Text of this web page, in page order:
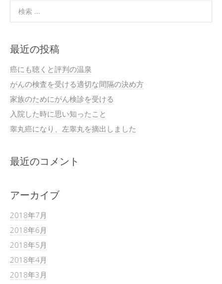
最近の投稿
癌にも聴くと評判の温泉
がんの検査を受ける適切な間隔の決め方
家族のためにがん検診を受ける
入院した時に思い知ったこと
睾丸癌になり、左睾丸を摘出しました
最近のコメント
アーカイブ
2018年7月
2018年6月
2018年5月
2018年4月
2018年3月